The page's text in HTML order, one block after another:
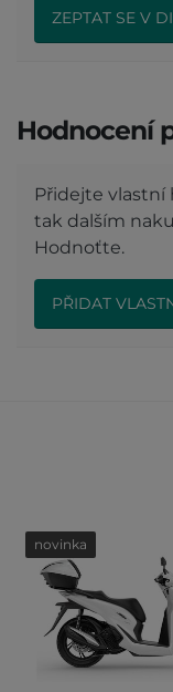
ZEPTAT SE V
Hodnocení
Přidejte
tak dalším
Hodnoťte.
PŘIDAT
novinka